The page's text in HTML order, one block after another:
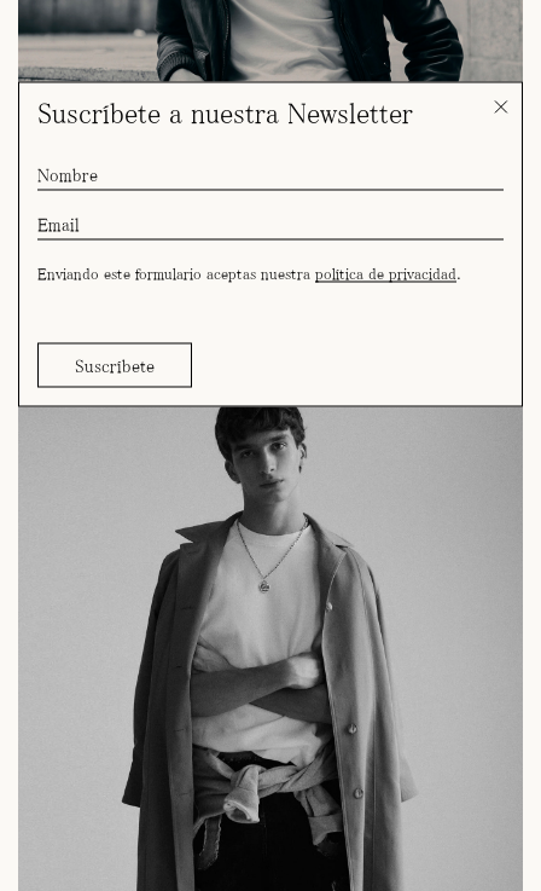
Suscríbete a nuestra Newsletter
Enviando este formulario aceptas nuestra política de privacidad